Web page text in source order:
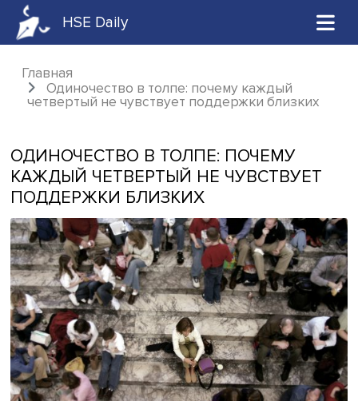
HSE Daily
Главная
Одиночество в толпе: почему каждый
ОДИНОЧЕСТВО В ТОЛПЕ: ПОЧЕМУ
КАЖДЫЙ ЧЕТВЕРТЫЙ НЕ
ПОДДЕРЖКИ БЛИЗКИХ